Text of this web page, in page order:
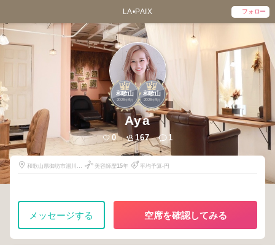
LA•PAIX フォロー
1
和歌山
2026年6月
2
和歌山
2026年5月
Aya
0 167 1
和歌山県御坊市湯川町
美容師歴15年 平均予算-円
メッセージする 空席を確認してみる